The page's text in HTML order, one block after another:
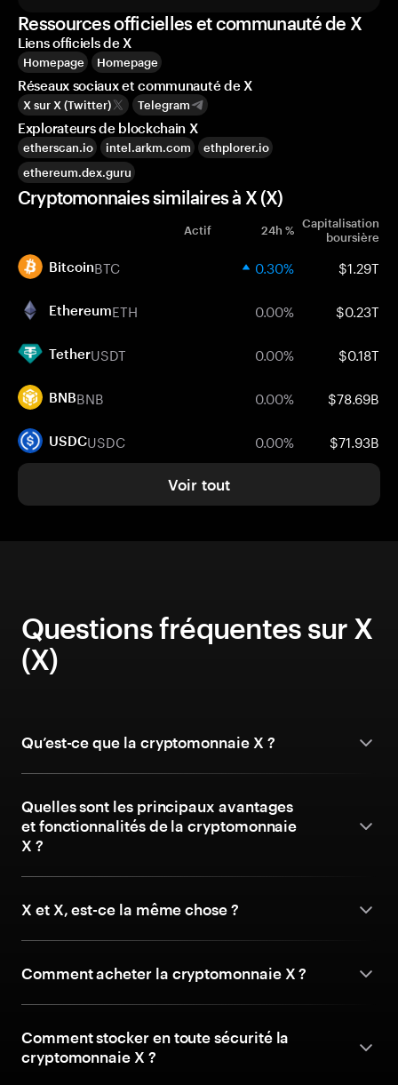
Ressources officielles et communauté de X
Liens officiels de X
Homepage Homepage
Réseaux sociaux et communauté de X
X sur X (Twitter) Telegram
Explorateurs de blockchain X
etherscan.io intel.arkm.com
ethplorer.io
ethereum.dex.guru
Cryptomonnaies similaires à X (X)
Actif 24h % Capitalisation
boursière
BitcoinBTC 0.30% $1.29T
EthereumETH 0.00% $0.23T
TetherUSDT 0.00% $0.18T
BNBBNB 0.00% $78.69B
USDCUSDC 0.00% $71.93B
Voir tout
Questions fréquentes sur X
(X)
Qu’est-ce que la cryptomonnaie X ?
Quelles sont les principaux avantages
et fonctionnalités de la cryptomonnaie
X ?
X et X, est-ce la même chose ?
Comment acheter la cryptomonnaie X ?
Comment stocker en toute sécurité la
cryptomonnaie X ?